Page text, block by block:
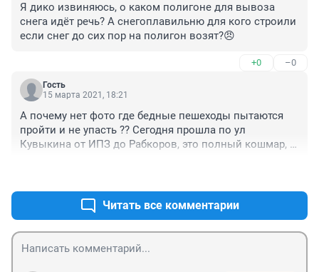
Я дико извиняюсь, о каком полигоне для вывоза
снега идёт речь? А снегоплавильню для кого строили
если снег до сих пор на полигон возят?😠
+0 –0
Гость
15 марта 2021, 18:21
А почему нет фото где бедные пешеходы пытаются
пройти и не упасть ?? Сегодня прошла по ул
Кувыкина от ИПЗ до Рабкоров, это полный кошмар,
Читать все комментарии